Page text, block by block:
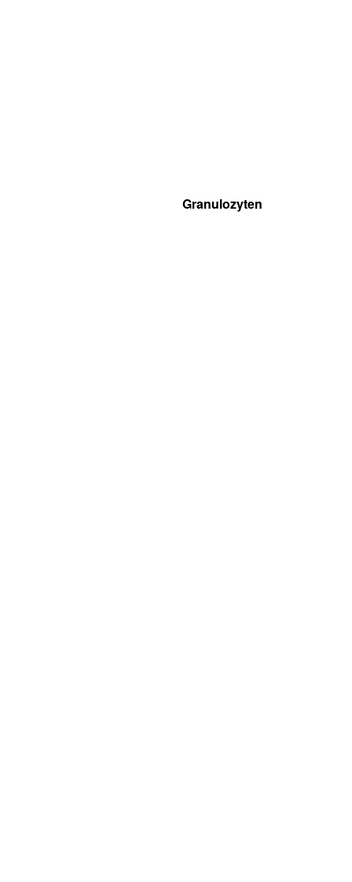
Granulozyten